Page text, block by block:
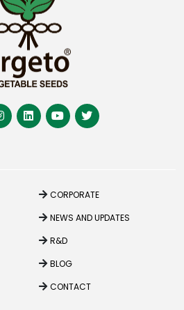
CORPORATE
NEWS AND UPDATES
R&D
BLOG
CONTACT